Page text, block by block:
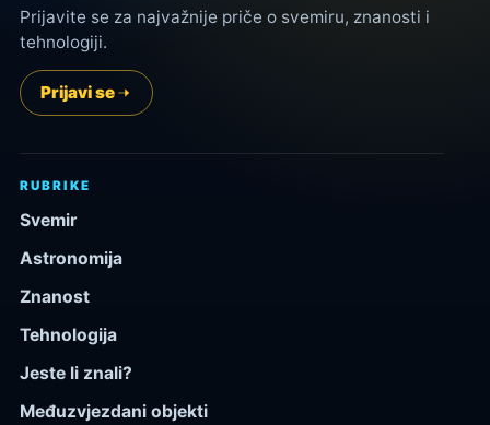
Prijavite se za najvažnije priče o svemiru, znanosti i
tehnologiji.
Prijavi se
RUBRIKE
Svemir
Astronomija
Znanost
Tehnologija
Jeste li znali?
Međuzvjezdani objekti